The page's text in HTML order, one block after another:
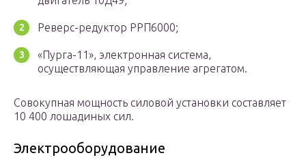
Реверс-редуктор РРП6000;
«Пурга-11», электронная система,
осуществляющая управление агрегатом.
Совокупная мощность силовой установки составляет
10 400 лошадиных сил.
Электрооборудование